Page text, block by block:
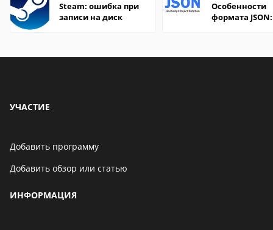
Steam: ошибка при
записи на диск
Особенности
формата
УЧАСТИЕ
Добавить программу
Добавить обзор или статью
ИНФОРМАЦИЯ